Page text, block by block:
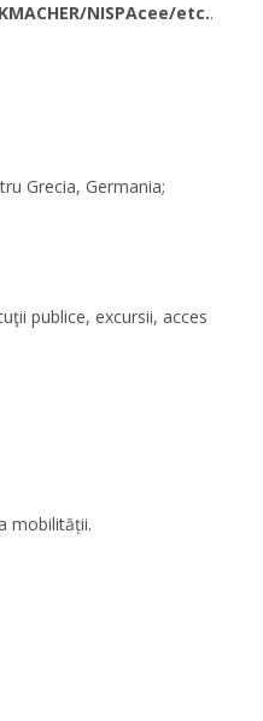
NISPAcee/etc..
Grecia, Germania;
publice, excursii, acces
mobilității.